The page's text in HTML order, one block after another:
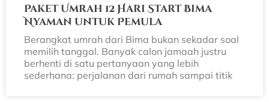
Paket Umrah 12 Hari Start Bima
Nyaman untuk Pemula
Berangkat umrah dari Bima bukan sekadar soal
memilih tanggal. Banyak calon jamaah justru
berhenti di satu pertanyaan yang lebih
sederhana: perjalanan dari rumah sampai titik